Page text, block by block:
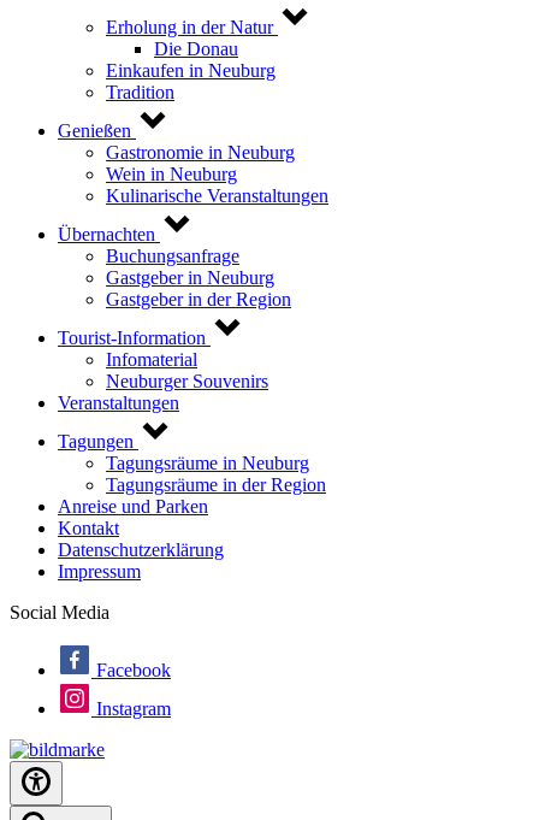
Erholung in der Natur
Die Donau
Einkaufen in Neuburg
Tradition
Genießen
Gastronomie in Neuburg
Wein in Neuburg
Kulinarische Veranstaltungen
Übernachten
Buchungsanfrage
Gastgeber in Neuburg
Gastgeber in der Region
Tourist-Information
Infomaterial
Neuburger Souvenirs
Veranstaltungen
Tagungen
Tagungsräume in Neuburg
Tagungsräume in der Region
Anreise und Parken
Kontakt
Datenschutzerklärung
Impressum
Social Media
Facebook
Instagram